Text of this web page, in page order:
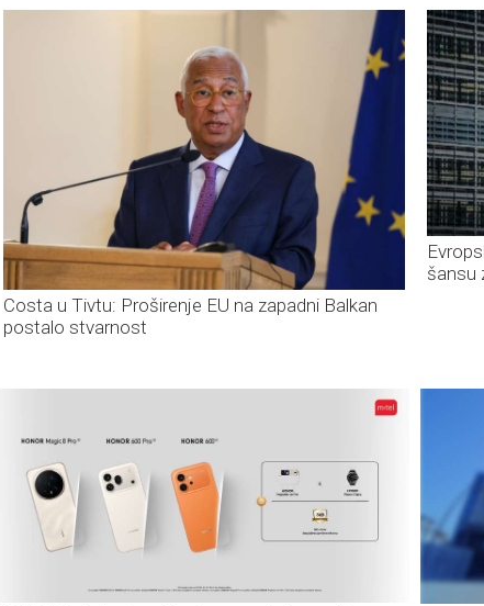
Costa u Tivtu: Proširenje EU na zapadni Balkan
postalo stvarnost
šansu